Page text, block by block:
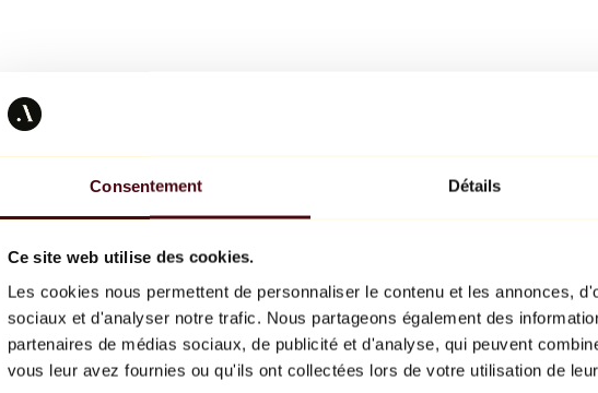
Consentement Détails
Ce site web utilise des cookies.
Les cookies nous permettent de personnaliser le contenu et les annonces,
sociaux et d'analyser notre trafic. Nous partageons également des
partenaires de médias sociaux, de publicité et d'analyse, qui peuvent
vous leur avez fournies ou qu'ils ont collectées lors de votre utilisation de